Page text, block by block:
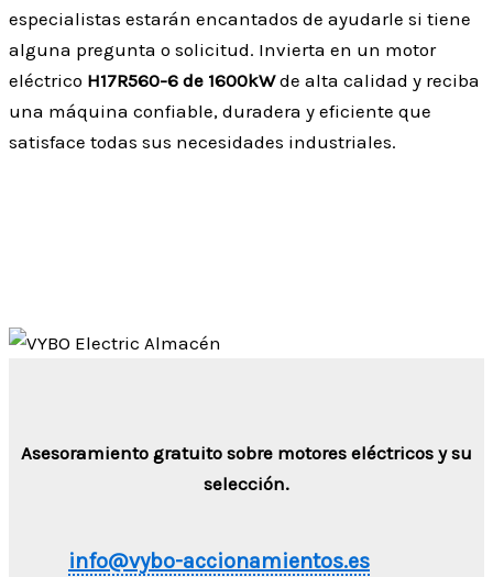
especialistas estarán encantados de ayudarle si tiene
alguna pregunta o solicitud. Invierta en un motor
eléctrico H17R560-6 de 1600kWde alta calidad y reciba
una máquina confiable, duradera y eficiente que
satisface todas sus necesidades industriales.
Asesoramiento gratuito sobre motores eléctricos y su
selección.
info@vybo-accionamientos.es